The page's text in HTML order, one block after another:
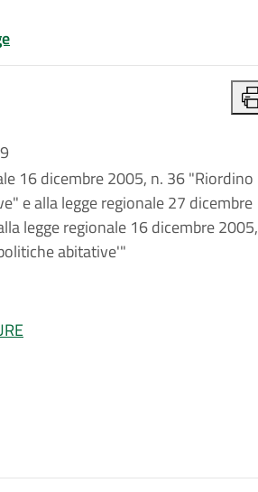
16 dicembre 2005, n. 36 "Riordino
e alla legge regionale 27 dicembre
legge regionale 16 dicembre 2005,
abitative'"